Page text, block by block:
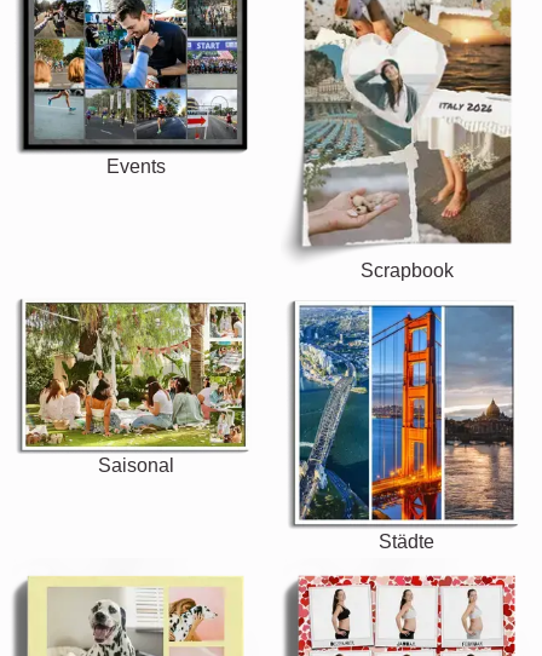
Events
Scrapbook
Saisonal
Städte